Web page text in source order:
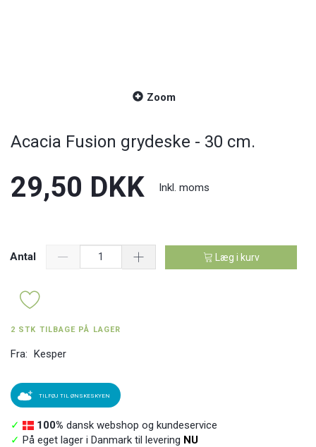
Zoom
Acacia Fusion grydeske - 30 cm.
29,50 DKK Inkl. moms
Antal Læg i kurv
2 STK TILBAGE PÅ LAGER
Fra: Kesper
TILFØJ TIL ØNSKESKYEN
✓ 100% dansk webshop og kundeservice
✓ På eget lager i Danmark til levering NU